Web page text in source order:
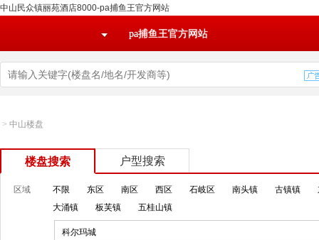
中山民众镇丽苑酒店8000-pa捕鱼王官方网站
pa捕鱼王官方网站
> 中山楼盘
楼盘搜索 户型搜索
区域 不限 东区 南区 西区 石岐区 南头镇 古镇镇
大涌镇
板芙镇 五桂山镇
科尔玛城